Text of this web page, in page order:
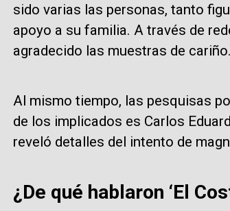
sido varias las personas, tanto
apoyo a su familia. A través de
agradecido las muestras de cariño.
Al mismo tiempo, las pesquisas
de los implicados es Carlos
reveló detalles del intento de
¿De qué hablaron ‘El